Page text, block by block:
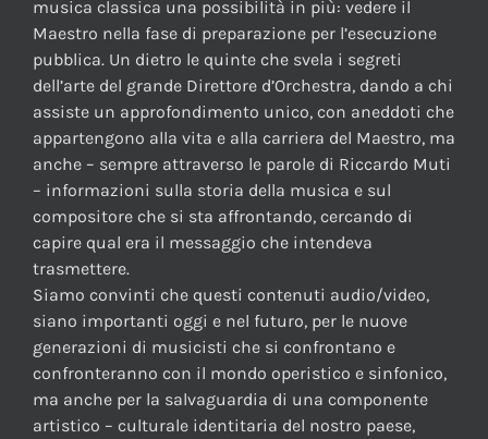
musica classica una possibilità in più: vedere il
Maestro nella fase di preparazione per l’esecuzione
pubblica. Un dietro le quinte che svela i segreti
dell’arte del grande Direttore d’Orchestra, dando a chi
assiste un approfondimento unico, con aneddoti che
appartengono alla vita e alla carriera del Maestro, ma
anche – sempre attraverso le parole di Riccardo Muti
– informazioni sulla storia della musica e sul
compositore che si sta affrontando, cercando di
capire qual era il messaggio che intendeva
trasmettere.
Siamo convinti che questi contenuti audio/video,
siano importanti oggi e nel futuro, per le nuove
generazioni di musicisti che si confrontano e
confronteranno con il mondo operistico e sinfonico,
ma anche per la salvaguardia di una componente
artistico – culturale identitaria del nostro paese,